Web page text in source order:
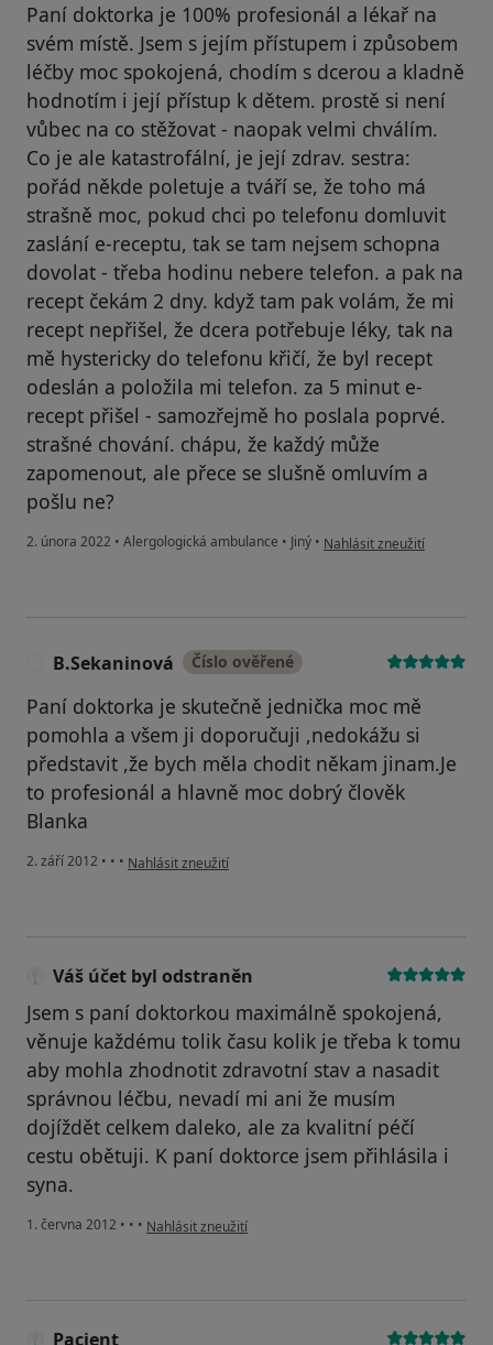
Paní doktorka je 100% profesionál a lékař na
svém místě. Jsem s jejím přístupem i způsobem
léčby moc spokojená, chodím s dcerou a kladně
hodnotím i její přístup k dětem. prostě si není
vůbec na co stěžovat - naopak velmi chválím.
Co je ale katastrofální, je její zdrav. sestra:
pořád někde poletuje a tváří se, že toho má
strašně moc, pokud chci po telefonu domluvit
zaslání e-receptu, tak se tam nejsem schopna
dovolat - třeba hodinu nebere telefon. a pak na
recept čekám 2 dny. když tam pak volám, že mi
recept nepřišel, že dcera potřebuje léky, tak na
mě hystericky do telefonu křičí, že byl recept
odeslán a položila mi telefon. za 5 minut e-
recept přišel - samozřejmě ho poslala poprvé.
strašné chování. chápu, že každý může
zapomenout, ale přece se slušně omluvím a
pošlu ne?
2. února 2022 • Alergologická ambulance • Jiný • podle názoru uživatele
Nahlásit zneužití
B.Sekaninová Číslo ověřené
Paní doktorka je skutečně jednička moc mě
pomohla a všem ji doporučuji ,nedokážu si
představit ,že bych měla chodit někam jinam.Je
to profesionál a hlavně moc dobrý člověk
Blanka
2. září 2012 • • • podle názoru uživatele B.Sekaninová
Nahlásit zneužití
Váš účet byl odstraněn
Jsem s paní doktorkou maximálně spokojená,
věnuje každému tolik času kolik je třeba k tomu
aby mohla zhodnotit zdravotní stav a nasadit
správnou léčbu, nevadí mi ani že musím
dojíždět celkem daleko, ale za kvalitní péčí
cestu obětuji. K paní doktorce jsem přihlásila i
syna.
1. června 2012 • • • podle názoru uživatele Váš účet byl odstraněn
Nahlásit zneužití
Pacient